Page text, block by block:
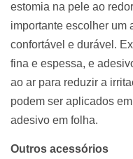
estomia na pele ao
importante escolher um
confortável e durável.
fina e espessa, e
ao ar para reduzir a
podem ser aplicados
adesivo em folha.
Outros acessórios